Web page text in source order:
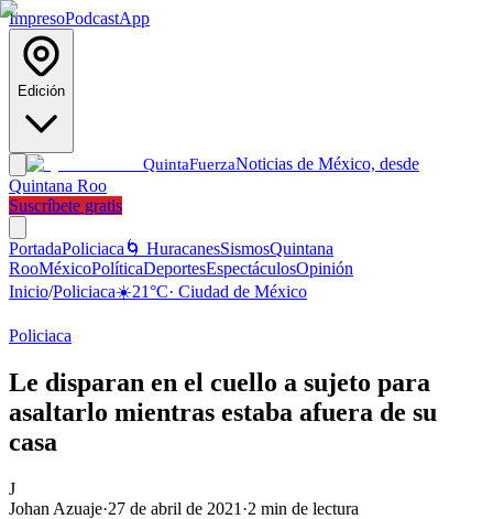
ImpresoPodcastApp
Edición
QuintaFuerzaNoticias de México, desde
Quintana Roo
Suscríbete gratis
PortadaPoliciaca 🌀 HuracanesSismosQuintana
RooMéxicoPolíticaDeportesEspectáculosOpinión
Inicio/Policiaca☀️21°C· Ciudad de México
Policiaca
Le disparan en el cuello a sujeto para
asaltarlo mientras estaba afuera de su
casa
J
Johan Azuaje·27 de abril de 2021 ·2 min de lectura